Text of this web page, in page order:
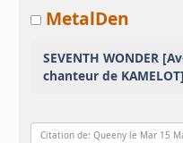
MetalDen
SEVENTH WONDER
chanteur de KAMELOT]
Citation de: Queeny le Mar 15